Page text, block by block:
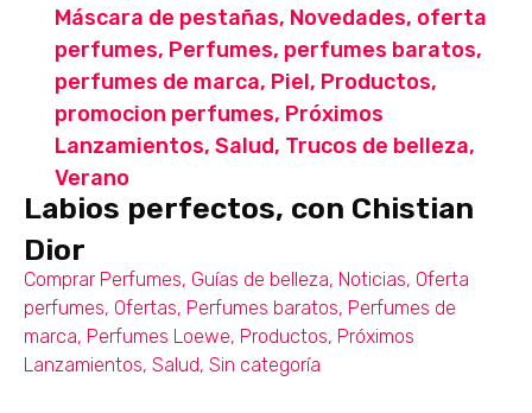
Máscara de pestañas, Novedades, oferta
perfumes, Perfumes, perfumes baratos,
perfumes de marca, Piel, Productos,
promocion perfumes, Próximos
Lanzamientos, Salud, Trucos de belleza,
Verano
Labios perfectos, con Chistian
Dior
Comprar Perfumes, Guías de belleza, Noticias, Oferta
perfumes, Ofertas, Perfumes baratos, Perfumes de
marca, Perfumes Loewe, Productos, Próximos
Lanzamientos, Salud, Sin categoría